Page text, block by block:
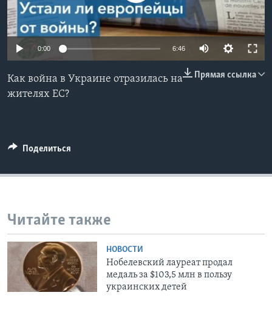
Learning English
СОЦИАЛЬНЫЕ СЕТИ
0:00 6:46
Прямая ссылка
Как война в Украине отразилась на
жителях ЕС?
Поделиться
Читайте также
НОВОСТИ
Нобелевский лауреат продал
медаль за $103,5 млн в пользу
украинских детей